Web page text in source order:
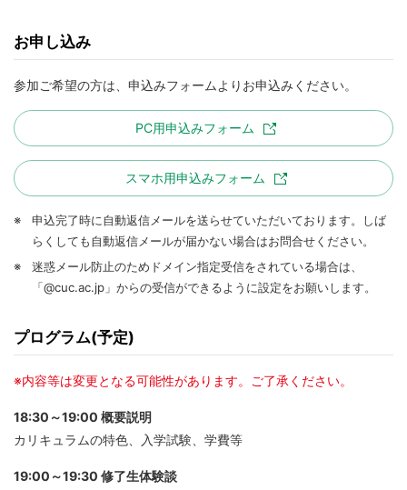
お申し込み
参加ご希望の方は、申込みフォームよりお申込みください。
PC用申込みフォーム
スマホ用申込みフォーム
※
申込完了時に自動返信メールを送らせていただいております。しば
らくしても自動返信メールが届かない場合はお問合せください。
※
迷惑メール防止のためドメイン指定受信をされている場合は、
「@cuc.ac.jp」からの受信ができるように設定をお願いします。
プログラム(予定)
※内容等は変更となる可能性があります。ご了承ください。
18:30～19:00 概要説明
カリキュラムの特色、入学試験、学費等
19:00～19:30 修了生体験談